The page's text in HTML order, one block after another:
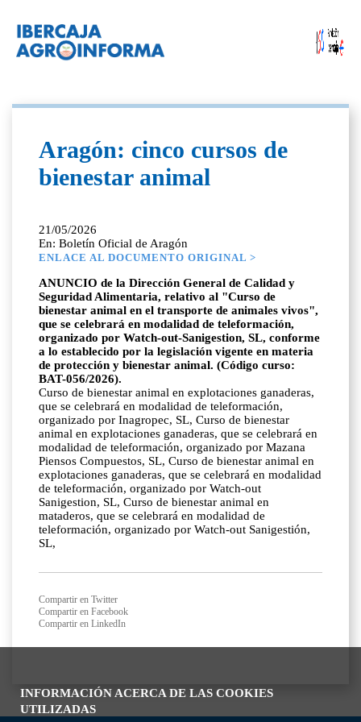
INFORMACIÓN ACERCA DE LAS COOKIES
UTILIZADAS
Aragón: cinco cursos de
bienestar animal
21/05/2026
En: Boletín Oficial de Aragón
ENLACE AL DOCUMENTO ORIGINAL >
ANUNCIO de la Dirección General de Calidad y
Seguridad Alimentaria, relativo al "Curso de
bienestar animal en el transporte de animales vivos",
que se celebrará en modalidad de teleformación,
organizado por Watch-out-Sanigestion, SL, conforme
a lo establecido por la legislación vigente en materia
de protección y bienestar animal. (Código curso:
BAT-056/2026).
Curso de bienestar animal en explotaciones ganaderas,
que se celebrará en modalidad de teleformación,
organizado por Inagropec, SL, Curso de bienestar
animal en explotaciones ganaderas, que se celebrará en
modalidad de teleformación, organizado por Mazana
Piensos Compuestos, SL, Curso de bienestar animal en
explotaciones ganaderas, que se celebrará en modalidad
de teleformación, organizado por Watch-out
Sanigestion, SL, Curso de bienestar animal en
mataderos, que se celebrará en modalidad de
teleformación, organizado por Watch-out Sanigestión,
SL,
Compartir en Twitter
Compartir en Facebook
Compartir en LinkedIn